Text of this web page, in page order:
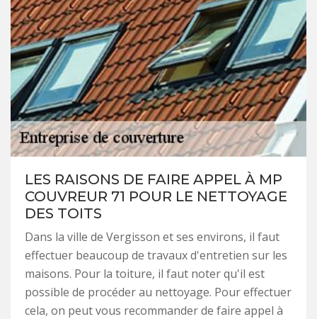
LES RAISONS DE FAIRE APPEL À MP
COUVREUR 71 POUR LE NETTOYAGE
DES TOITS
Dans la ville de Vergisson et ses environs, il faut
effectuer beaucoup de travaux d'entretien sur les
maisons. Pour la toiture, il faut noter qu'il est
possible de procéder au nettoyage. Pour effectuer
cela, on peut vous recommander de faire appel à